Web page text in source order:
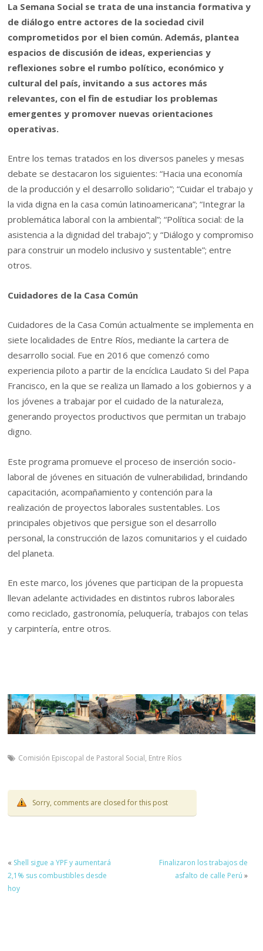
La Semana Social se trata de una instancia formativa y
de diálogo entre actores de la sociedad civil
comprometidos por el bien común. Además, plantea
espacios de discusión de ideas, experiencias y
reflexiones sobre el rumbo político, económico y
cultural del país, invitando a sus actores más
relevantes, con el fin de estudiar los problemas
emergentes y promover nuevas orientaciones
operativas.
Entre los temas tratados en los diversos paneles y mesas
debate se destacaron los siguientes: “Hacia una economía
de la producción y el desarrollo solidario”; “Cuidar el trabajo y
la vida digna en la casa común latinoamericana”; “Integrar la
problemática laboral con la ambiental”; “Política social: de la
asistencia a la dignidad del trabajo”; y “Diálogo y compromiso
para construir un modelo inclusivo y sustentable”; entre
otros.
Cuidadores de la Casa Común
Cuidadores de la Casa Común actualmente se implementa en
siete localidades de Entre Ríos, mediante la cartera de
desarrollo social. Fue en 2016 que comenzó como
experiencia piloto a partir de la encíclica Laudato Si del Papa
Francisco, en la que se realiza un llamado a los gobiernos y a
los jóvenes a trabajar por el cuidado de la naturaleza,
generando proyectos productivos que permitan un trabajo
digno.
Este programa promueve el proceso de inserción socio-
laboral de jóvenes en situación de vulnerabilidad, brindando
capacitación, acompañamiento y contención para la
realización de proyectos laborales sustentables. Los
principales objetivos que persigue son el desarrollo
personal, la construcción de lazos comunitarios y el cuidado
del planeta.
En este marco, los jóvenes que participan de la propuesta
llevan adelante actividades en distintos rubros laborales
como reciclado, gastronomía, peluquería, trabajos con telas
y carpintería, entre otros.
Comisión Episcopal de Pastoral Social, Entre Ríos
Sorry, comments are closed for this post
« Shell sigue a YPF y aumentará
2,1% sus combustibles desde
hoy
Finalizaron los trabajos de
asfalto de calle Perú »